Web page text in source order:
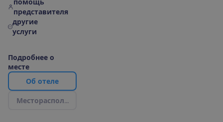
помощь
представителя
другие
услуги
Подробнее о
месте
Об отеле
Месторасполож